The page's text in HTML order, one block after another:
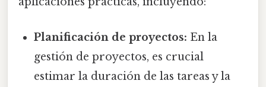
Planificación de proyectos: En la
gestión de proyectos, es crucial
estimar la duración de las tareas y la